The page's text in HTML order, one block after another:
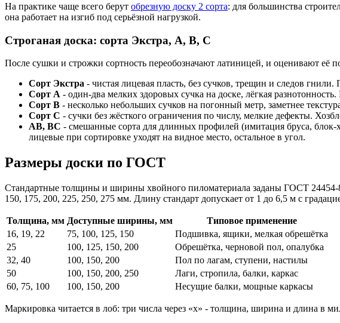
На практике чаще всего берут обрезную доску 2 сорта: для большинства
она работает на изгиб под серьёзной нагрузкой.
Строганая доска: сорта Экстра, A, B, C
После сушки и строжки сортность переобозначают латиницей, и оценивают её
Сорт Экстра - чистая лицевая пласть, без сучков, трещин и следов
Сорт A - один-два мелких здоровых сучка на доске, лёгкая
Сорт B - несколько небольших сучков на погонный метр, заметнее
Сорт C - сучки без жёсткого ограничения по числу, мелкие дефекты.
AB, BC - смешанные сорта для длинных профилей (имитация бруса, блок-
лицевые при сортировке уходят на видное место, остальное в угол.
Размеры доски по ГОСТ
Стандартные толщины и ширины хвойного пиломатериала заданы ГОСТ
150, 175, 200, 225, 250, 275 мм. Длину стандарт допускает от 1 до 6,5 м с
Толщина, мм Доступные ширины, мм
Типовое применение
16, 19, 22
75, 100, 125, 150
Подшивка, ящики, мелкая обрешётка
25
100, 125, 150, 200
Обрешётка, черновой пол, опалубка
32, 40
100, 150, 200
Пол по лагам, ступени, настилы
50
100, 150, 200, 250
Лаги, стропила, балки, каркас
60, 75, 100
100, 150, 200 Несущие балки, мощные каркасы
Маркировка читается в лоб: три числа через «х» - толщина, ширина и длина в